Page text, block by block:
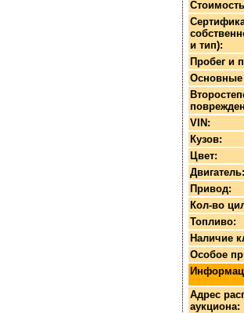
и тип):
Пробег и
Основные
VIN:
Кузов:
Цвет:
Двигатель:
Привод:
Кол-во
Топливо:
Наличие
Особое
Адрес
аукциона: